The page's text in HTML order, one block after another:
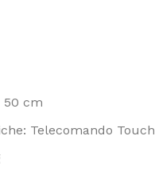
50 cm
Telecomando Touch